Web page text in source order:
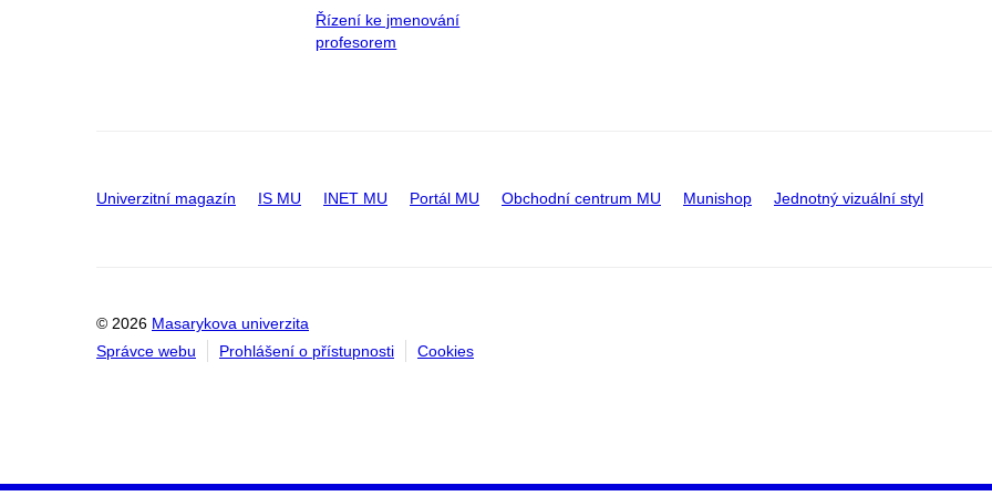
Řízení ke jmenování
profesorem
Univerzitní magazín IS MU INET MU Portál MU Obchodní centrum MU Munishop Jednotný vizuální styl
© 2026 Masarykova univerzita
Správce webu
Prohlášení o přístupnosti Cookies